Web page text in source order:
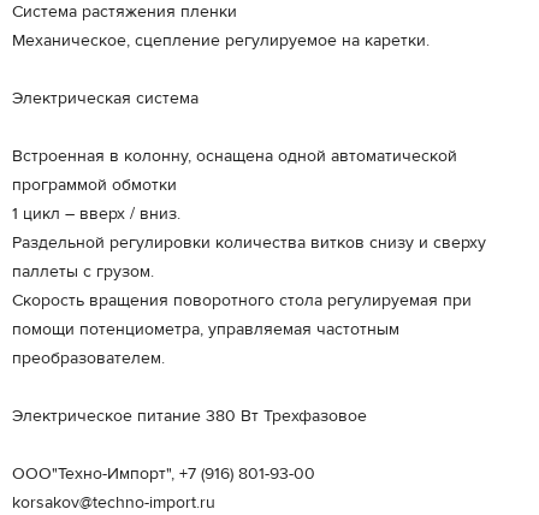
Система растяжения пленки
Механическое, сцепление регулируемое на каретки.
Электрическая система
Встроенная в колонну, оснащена одной автоматической
программой обмотки
1 цикл – вверх / вниз.
Раздельной регулировки количества витков снизу и сверху
паллеты с грузом.
Скорость вращения поворотного стола регулируемая при
помощи потенциометра, управляемая частотным
преобразователем.
Электрическое питание 380 Вт Трехфазовое
ООО"Техно-Импорт", +7 (916) 801-93-00
korsakov@techno-import.ru